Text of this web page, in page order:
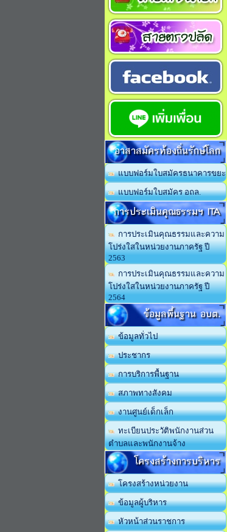
อาสาสมัครท้องถิ่นรักษ์โลก
แบบฟอร์มใบสมัครธนาคารขยะ
แบบฟอร์มใบสมัคร อถล.
การประเมินคุณธรรมฯ ITA
การประเมินคุณธรรมและความ
โปร่งใสในหน่วยงานภาครัฐ ปี
2563
การประเมินคุณธรรมและความ
โปร่งใสในหน่วยงานภาครัฐ ปี
2564
ข้อมูลพื้นฐาน อบต.
ข้อมูลทั่วไป
ประชากร
การบริการพื้นฐาน
สภาพทางสังคม
งานศูนย์เด็กเล็ก
ทะเบียนประวัติพนักงานส่วน
ตำบลและพนักงานจ้าง
โครงสร้างการบริหาร
โครงสร้างหน่วยงาน
ข้อมูลผู้บริหาร
หัวหน้าส่วนราชการ